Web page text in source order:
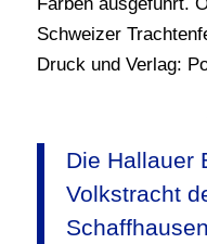
Schweizer
Druck und Verlag:
Die Hallauer
Volkstracht